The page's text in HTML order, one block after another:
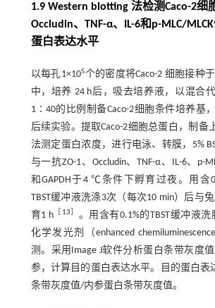
1.9 Western blotting 法检测Caco-2细
Occludin、TNF-α、IL-6和p-MLC/
蛋白表达水平
以每孔1×105个的密度将Caco-2 细胞接种
中，培养 24 h后，吸去培养液，以混合
1∶40的比例制备Caco-2细胞条件培养基
后续实验。提取Caco-2细胞总蛋白，制备
法测定蛋白浓度，进行电泳、转膜，5%
与一抗ZO-1、Occludin、TNF-α、IL-6、p-
和GAPDH于4 ℃条件下孵育过夜。用含
TBST缓冲液洗涤3次（每次10 min）后与
育1 h［ 13
。用含有0.1%的TBST缓冲液
化学发光剂（enhanced
测。采用Image J软件分析蛋白条带灰度值
参，计算目的蛋白表达水平。目的蛋白表
条带灰度值/内参蛋白条带灰度值。